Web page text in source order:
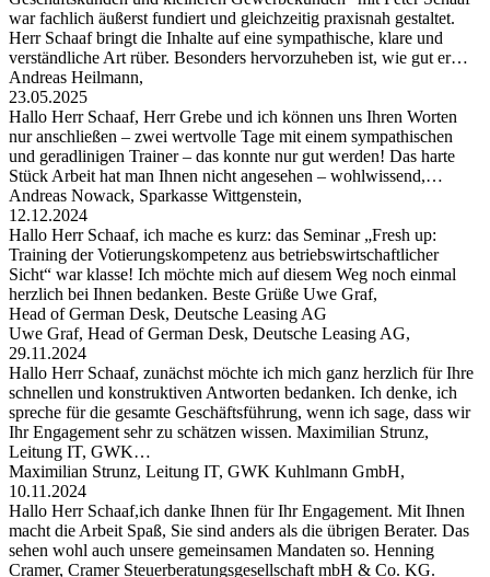
war fachlich äußerst fundiert und gleichzeitig praxisnah gestaltet.
Herr Schaaf bringt die Inhalte auf eine sympathische, klare und
verständliche Art rüber. Besonders hervorzuheben ist, wie gut er…
Andreas Heilmann,
23.05.2025
Hallo Herr Schaaf, Herr Grebe und ich können uns Ihren Worten
nur anschließen – zwei wertvolle Tage mit einem sympathischen
und geradlinigen Trainer – das konnte nur gut werden! Das harte
Stück Arbeit hat man Ihnen nicht angesehen – wohlwissend,…
Andreas Nowack, Sparkasse Wittgenstein,
12.12.2024
Hallo Herr Schaaf, ich mache es kurz: das Seminar „Fresh up:
Training der Votierungskompetenz aus betriebswirtschaftlicher
Sicht“ war klasse! Ich möchte mich auf diesem Weg noch einmal
herzlich bei Ihnen bedanken. Beste Grüße Uwe Graf,
Head of German Desk, Deutsche Leasing AG
Uwe Graf, Head of German Desk, Deutsche Leasing AG,
29.11.2024
Hallo Herr Schaaf, zunächst möchte ich mich ganz herzlich für Ihre
schnellen und konstruktiven Antworten bedanken. Ich denke, ich
spreche für die gesamte Geschäftsführung, wenn ich sage, dass wir
Ihr Engagement sehr zu schätzen wissen. Maximilian Strunz,
Leitung IT, GWK…
Maximilian Strunz, Leitung IT, GWK Kuhlmann GmbH,
10.11.2024
Hallo Herr Schaaf,ich danke Ihnen für Ihr Engagement. Mit Ihnen
macht die Arbeit Spaß, Sie sind anders als die übrigen Berater. Das
sehen wohl auch unsere gemeinsamen Mandaten so. Henning
Cramer, Cramer Steuerberatungsgesellschaft mbH & Co. KG.